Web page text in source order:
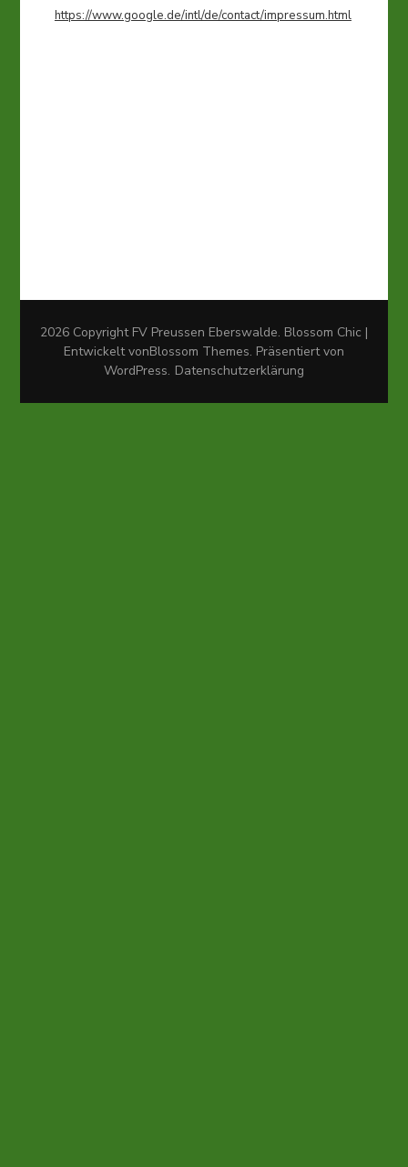
https://www.google.de/intl/de/contact/impressum.html
2026 Copyright FV Preussen Eberswalde. Blossom Chic |
Entwickelt vonBlossom Themes. Präsentiert von
WordPress. Datenschutzerklärung